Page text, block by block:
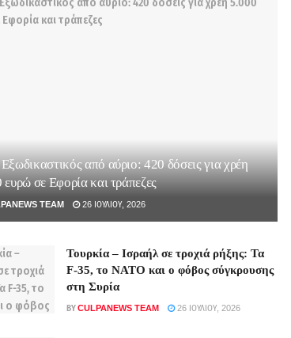
από αύριο: 420 δόσεις για χρέη
σε Εφορία και τράπεζες
TEAM 26 ΙΟΥΛΊΟΥ, 2026
Τουρκία – Ισραήλ σε τροχιά ρήξης: Τα
F-35, το ΝΑΤΟ και ο φόβος σύγκρουσης
στη Συρία
BYCULPANEWS TEAM 26 ΙΟΥΛΊΟΥ, 2026